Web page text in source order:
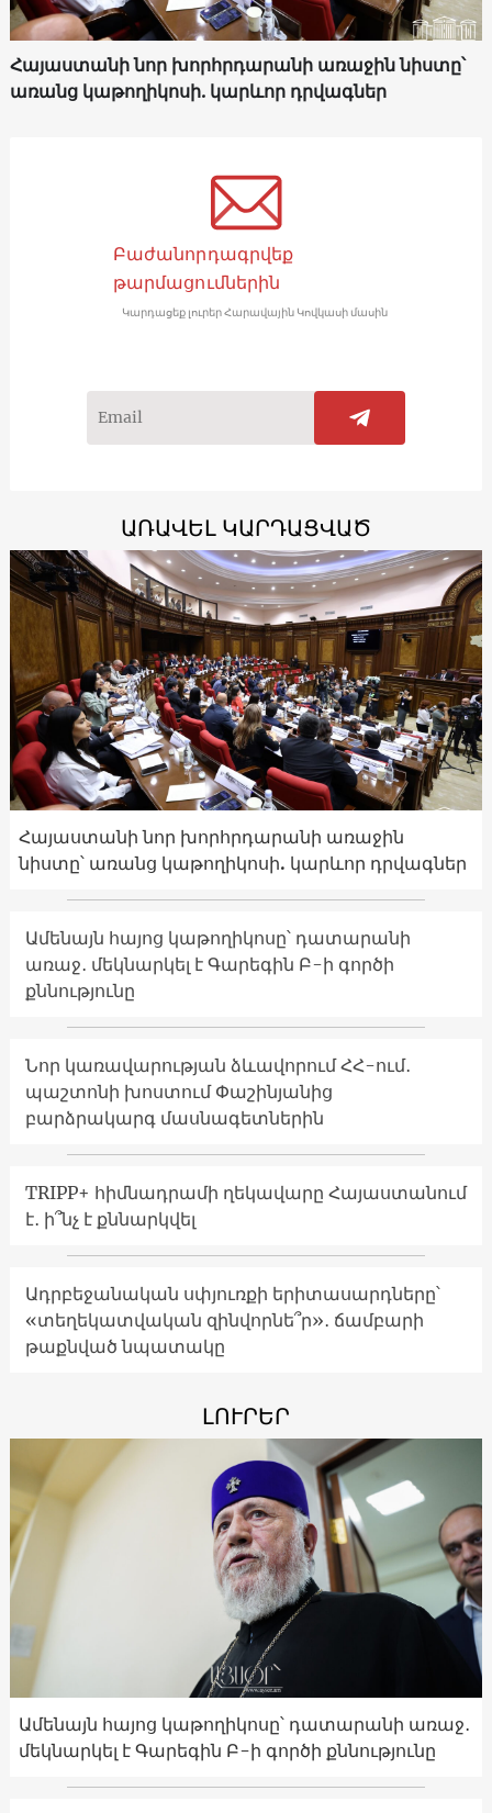
Հայաստանի նոր խորհրդարանի առաջին նիստը՝
առանց կաթողիկոսի. կարևոր դրվագներ
Բաժանորդագրվեք
թարմացումներին
Կարդացեք լուրեր Հարավային Կովկասի մասին
ԱՌԱՎԵԼ ԿԱՐԴԱՑՎԱԾ
Հայաստանի նոր խորհրդարանի առաջին
նիստը՝ առանց կաթողիկոսի. կարևոր դրվագներ
Ամենայն հայոց կաթողիկոսը՝ դատարանի
առաջ․ մեկնարկել է Գարեգին Բ-ի գործի
քննությունը
Նոր կառավարության ձևավորում ՀՀ-ում․
պաշտոնի խոստում Փաշինյանից
բարձրակարգ մասնագետներին
TRIPP+ հիմնադրամի ղեկավարը Հայաստանում
է․ ի՞նչ է քննարկվել
Ադրբեջանական սփյուռքի երիտասարդները՝
«տեղեկատվական զինվորնե՞ր»․ ճամբարի
թաքնված նպատակը
ԼՈՒՐԵՐ
Ամենայն հայոց կաթողիկոսը՝ դատարանի առաջ․
մեկնարկել է Գարեգին Բ-ի գործի քննությունը